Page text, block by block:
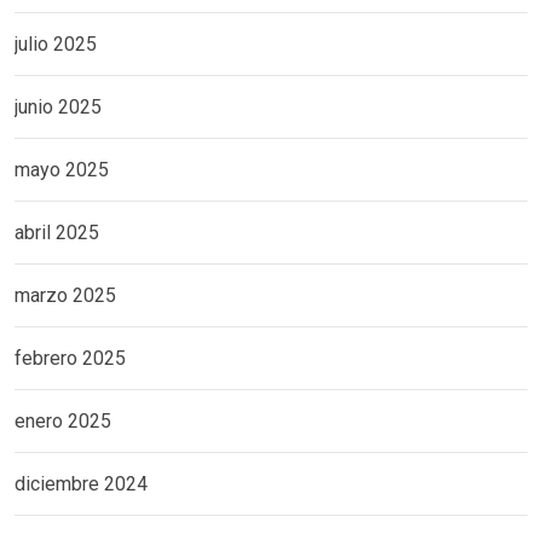
julio 2025
junio 2025
mayo 2025
abril 2025
marzo 2025
febrero 2025
enero 2025
diciembre 2024